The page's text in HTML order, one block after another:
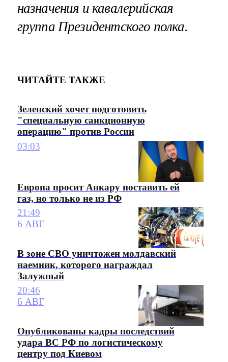
назначения и кавалерийская
группа Президентского полка.
ЧИТАЙТЕ ТАКЖЕ
Зеленский хочет подготовить
"специальную санкционную
операцию" против России
03:03
Европа просит Анкару поставить ей
газ, но только не из РФ
21:49
6 АВГ
В зоне СВО уничтожен молдавский
наемник, которого награждал
Залужный
20:46
6 АВГ
Опубликованы кадры последствий
удара ВС РФ по логистическому
центру под Киевом